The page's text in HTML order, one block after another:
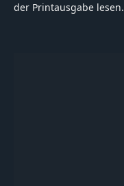
der Printausgabe lesen.